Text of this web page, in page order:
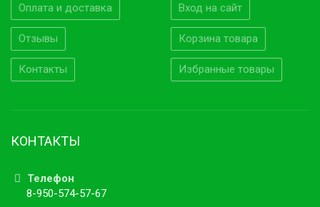
Оплата и доставка
Отзывы
Контакты
Вход на сайт
Корзина товара
Избранные товары
КОНТАКТЫ
Телефон
8-950-574-57-67